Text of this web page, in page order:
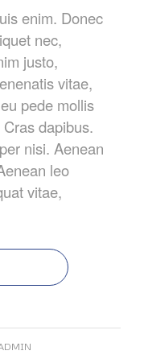
enim. Donec
nec,
justo,
vitae,
pede mollis
dapibus.
nisi. Aenean
leo
vitae,